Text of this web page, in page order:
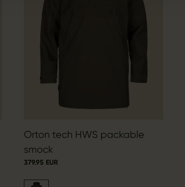
Orton tech HWS packable
smock
379.95 EUR